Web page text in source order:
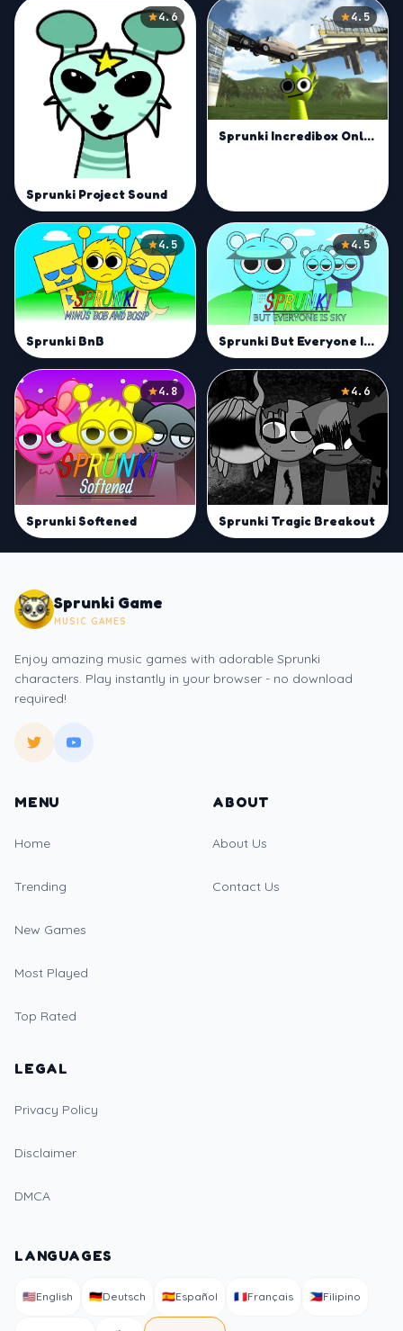
4.6
Sprunki Project Sound
4.5
Sprunki Incredibox Only Up
4.5
Sprunki BnB
4.5
Sprunki But Everyone Is Sky
4.8
Sprunki Softened
4.6
Sprunki Tragic Breakout
Sprunki Game
MUSIC GAMES
Enjoy amazing music games with adorable Sprunki
characters. Play instantly in your browser - no download
required!
MENU
Home
Trending
New Games
Most Played
Top Rated
ABOUT
About Us
Contact Us
LEGAL
Privacy Policy
Disclaimer
DMCA
LANGUAGES
🇺🇸English 🇩🇪Deutsch 🇪🇸Español 🇫🇷Français 🇵🇭Filipino